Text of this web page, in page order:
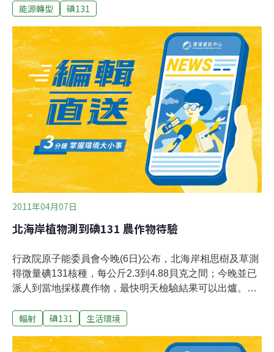
（IRSN）15日公佈初步偵測結果指出，在法國上空偵測
來看，情況不尋常。核安所強調，偵測出的量已知不會對
人體健康造成危害，由於碘131半衰期很短，歐洲上空目
前偵測到的碘131不可能來自日本福島核電廠外洩，根據
有碘跡的國家分佈圖，放射物質有可能來自中歐地區。目
前正以路徑回溯的方式，追蹤碘131釋出來源。關心放射
物資訊的獨立團體CRIIRAD表示， 自偵測到放射物至今已
有數周，沒有任一個國家或國際組織可調查出核污來源，
令人十分憂心。他們形容情勢相當緊急，因為靠近核污來
源的居民可能暴露在高量輻射之下。專家意見指出，碘
131有幾個可能來源：核電廠、醫學檢
能源轉型 碘131
2011年04月07日
北海岸植物測到碘131 農作物待驗
行政院原子能委員會今晚(6日)公布，北海岸相思樹及草測
得微量碘131核種，每公斤2.3到4.88貝克之間；今晚並已
派人到當地採樣農作物，最快明天檢驗結果可以出爐。原
樣品測得微量碘131的原因是4月3日及4月4日間北部下
葉菜表面的污染，在未經清洗情形下，仍遠低於商品輻射
輻射 碘131 生活環境